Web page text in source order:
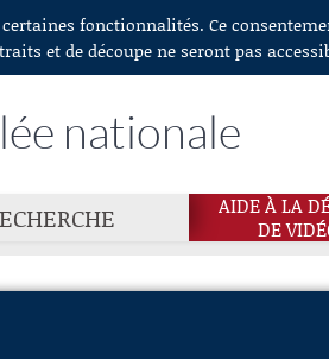
fonctionnalités. Ce
et de découpe ne seront pas
nationale
AIDE À LA
DE